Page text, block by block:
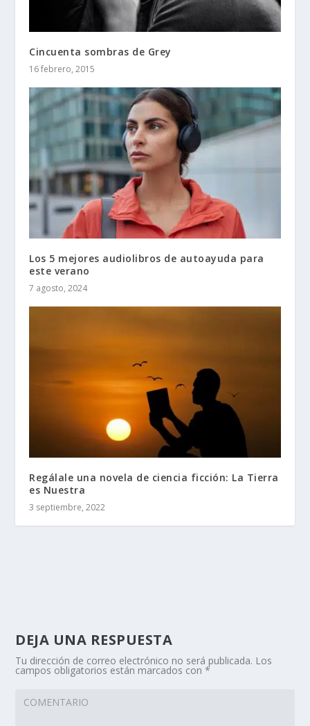
Cincuenta sombras de Grey
16 febrero, 2015
Los 5 mejores audiolibros de autoayuda para
este verano
7 agosto, 2024
Regálale una novela de ciencia ficción: La Tierra
es Nuestra
3 septiembre, 2022
DEJA UNA RESPUESTA
Tu dirección de correo electrónico no será publicada. Los
campos obligatorios están marcados con*